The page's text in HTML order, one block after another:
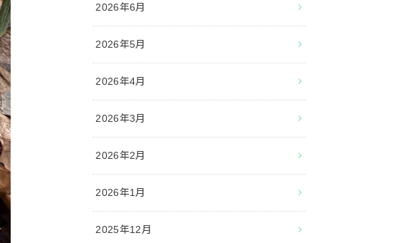
2026年6月
2026年5月
2026年4月
2026年3月
2026年2月
2026年1月
2025年12月